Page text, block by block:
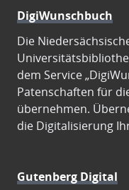
DigiWunschbuch
Die
dem Service
Patenschaften für
übernehmen.
die Digitalisierung
Gutenberg Digital